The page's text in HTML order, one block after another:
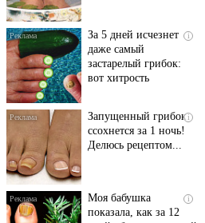
даже самый
застарелый грибок:
вот хитрость
ссохнется за 1 ночь!
Делюсь рецептом...
показала, как за 12
дней убрать страшный